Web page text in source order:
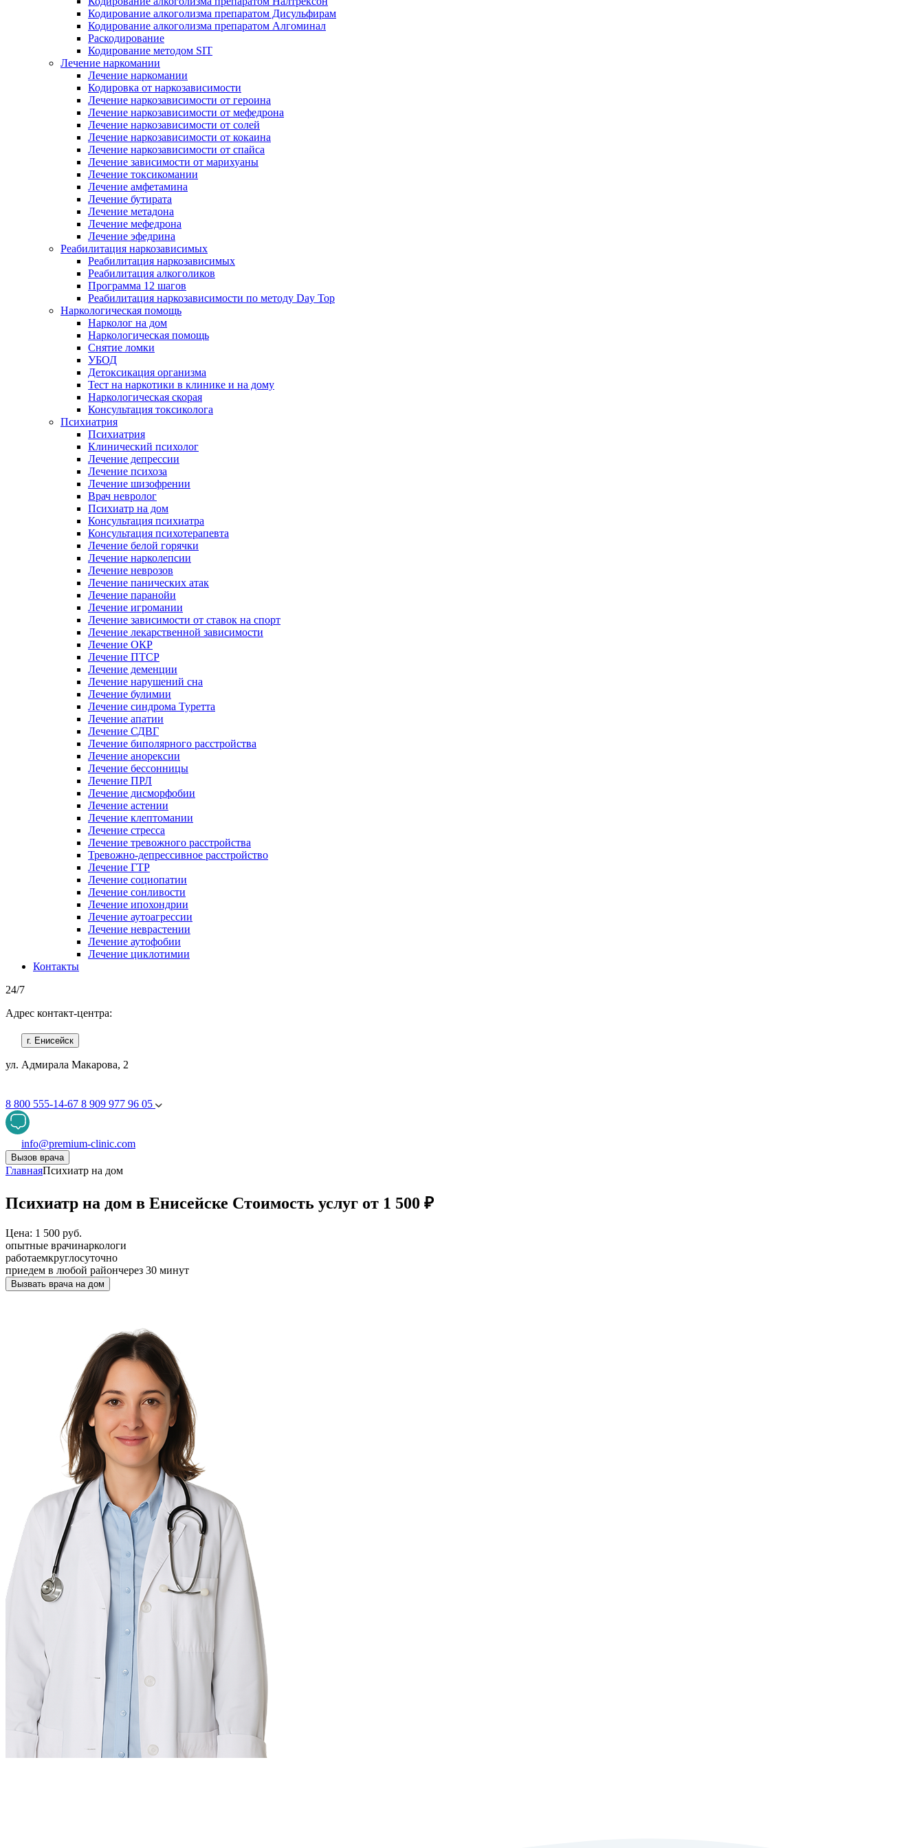
Кодирование алкоголизма препаратом Дисульфирам
Кодирование алкоголизма препаратом Алгоминал
Раскодирование
Кодирование методом SIT
Лечение наркомании
Лечение наркомании
Кодировка от наркозависимости
Лечение наркозависимости от героина
Лечение наркозависимости от мефедрона
Лечение наркозависимости от солей
Лечение наркозависимости от кокаина
Лечение наркозависимости от спайса
Лечение зависимости от марихуаны
Лечение токсикомании
Лечение амфетамина
Лечение бутирата
Лечение метадона
Лечение мефедрона
Лечение эфедрина
Реабилитация наркозависимых
Реабилитация наркозависимых
Реабилитация алкоголиков
Программа 12 шагов
Реабилитация наркозависимости по методу Day Top
Наркологическая помощь
Нарколог на дом
Наркологическая помощь
Снятие ломки
УБОД
Детоксикация организма
Тест на наркотики в клинике и на дому
Наркологическая скорая
Консультация токсиколога
Психиатрия
Психиатрия
Клинический психолог
Лечение депрессии
Лечение психоза
Лечение шизофрении
Врач невролог
Психиатр на дом
Консультация психиатра
Консультация психотерапевта
Лечение белой горячки
Лечение нарколепсии
Лечение неврозов
Лечение панических атак
Лечение паранойи
Лечение игромании
Лечение зависимости от ставок на спорт
Лечение лекарственной зависимости
Лечение ОКР
Лечение ПТСР
Лечение деменции
Лечение нарушений сна
Лечение булимии
Лечение синдрома Туретта
Лечение апатии
Лечение СДВГ
Лечение биполярного расстройства
Лечение анорексии
Лечение бессонницы
Лечение ПРЛ
Лечение дисморфобии
Лечение астении
Лечение клептомании
Лечение стресса
Лечение тревожного расстройства
Тревожно-депрессивное расстройство
Лечение ГТР
Лечение социопатии
Лечение сонливости
Лечение ипохондрии
Лечение аутоагрессии
Лечение неврастении
Лечение аутофобии
Лечение циклотимии
Контакты
24/7
Адрес контакт-центра:
г. Енисейск
ул. Адмирала Макарова, 2
8 800 555-14-67 8 909 977 96 05
info@premium-clinic.com
Вызов врача
ГлавнаяПсихиатр на дом
Психиатр на дом в Енисейске Стоимость услуг от 1 500 ₽
Цена: 1 500 руб.
опытные врачинаркологи
работаемкруглосуточно
приедем в любой райончерез 30 минут
Вызвать врача на дом